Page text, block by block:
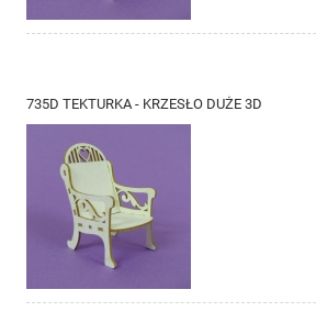
735D TEKTURKA - KRZESŁO DUŻE 3D